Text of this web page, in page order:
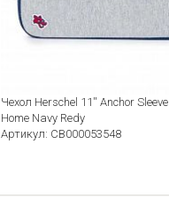
Чехол Herschel 11'' Anchor
Home Navy Redy
Артикул: CB000053548